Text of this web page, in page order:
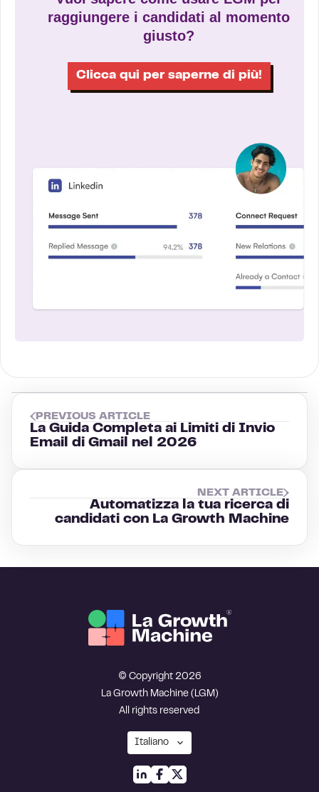
raggiungere i candidati al momento
giusto?
Clicca qui per saperne di più!
PREVIOUS ARTICLE
La Guida Completa ai Limiti di Invio
Email di Gmail nel 2026
NEXT ARTICLE
Automatizza la tua ricerca di
candidati con La Growth Machine
© Copyright 2026
La Growth Machine (LGM)
All rights reserved